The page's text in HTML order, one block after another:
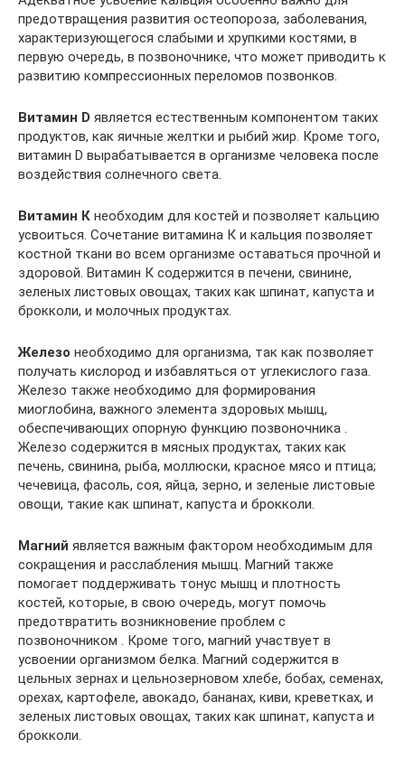
предотвращения развития остеопороза, заболевания,
характеризующегося слабыми и хрупкими костями, в
первую очередь, в позвоночнике, что может приводить к
развитию компрессионных переломов позвонков.
Витамин D является естественным компонентом таких
продуктов, как яичные желтки и рыбий жир. Кроме того,
витамин D вырабатывается в организме человека после
воздействия солнечного света.
Витамин К необходим для костей и позволяет кальцию
усвоиться. Сочетание витамина К и кальция позволяет
костной ткани во всем организме оставаться прочной и
здоровой. Витамин К содержится в печени, свинине,
зеленых листовых овощах, таких как шпинат, капуста и
брокколи, и молочных продуктах.
Железо необходимо для организма, так как позволяет
получать кислород и избавляться от углекислого газа.
Железо также необходимо для формирования
миоглобина, важного элемента здоровых мышц,
обеспечивающих опорную функцию позвоночника .
Железо содержится в мясных продуктах, таких как
печень, свинина, рыба, моллюски, красное мясо и птица;
чечевица, фасоль, соя, яйца, зерно, и зеленые листовые
овощи, такие как шпинат, капуста и брокколи.
Магний является важным фактором необходимым для
сокращения и расслабления мышц. Магний также
помогает поддерживать тонус мышц и плотность
костей, которые, в свою очередь, могут помочь
предотвратить возникновение проблем с
позвоночником . Кроме того, магний участвует в
усвоении организмом белка. Магний содержится в
цельных зернах и цельнозерновом хлебе, бобах, семенах,
орехах, картофеле, авокадо, бананах, киви, креветках, и
зеленых листовых овощах, таких как шпинат, капуста и
брокколи.